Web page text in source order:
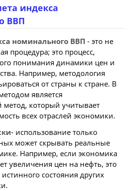
индекса
ВВП
номинального ВВП - это не
процедура; это процесс,
понимания динамики цен и
Например, методология
от страны к стране. В
является
метод, который учитывает
всех отраслей экономики.
- использование только
может скрывать реальные
Например, если экономика
увеличения цен на нефть, это
состояния других